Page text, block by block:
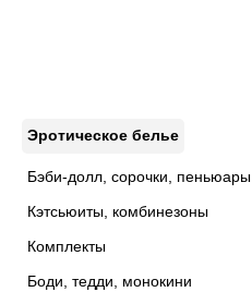
Эротическое белье
Бэби-долл, сорочки, пеньюары
Кэтсьюиты, комбинезоны
Комплекты
Боди, тедди, монокини